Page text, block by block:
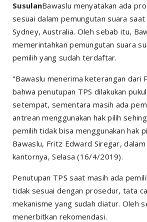
SusulanBawaslu menyatakan ada
sesuai dalam pemungutan suara
Sydney, Australia. Oleh sebab itu,
memerintahkan pemungutan suara
pemilih yang sudah terdaftar.
"Bawaslu menerima keterangan dari
bahwa penutupan TPS dilakukan
setempat, sementara masih ada
antrean menggunakan hak pilih
pemilih tidak bisa menggunakan hak
Bawaslu, Fritz Edward Siregar,
kantornya, Selasa (16/4/2019).
Penutupan TPS saat masih ada
tidak sesuai dengan prosedur, tata
mekanisme yang sudah diatur. Oleh
menerbitkan rekomendasi.